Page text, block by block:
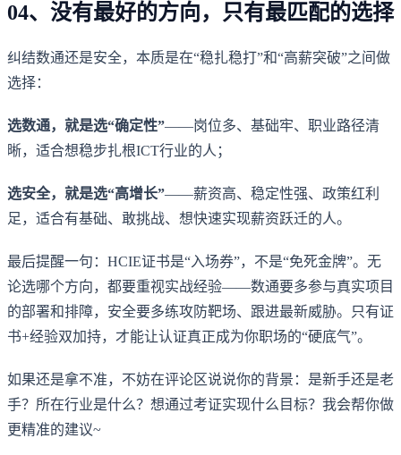
04、没有最好的方向，只有最匹配的选择
纠结数通还是安全，本质是在“稳扎稳打”和“高薪突破”之间做
选择：
选数通，就是选“确定性”——岗位多、基础牢、职业路径清
晰，适合想稳步扎根ICT行业的人；
选安全，就是选“高增长”——薪资高、稳定性强、政策红利
足，适合有基础、敢挑战、想快速实现薪资跃迁的人。
最后提醒一句：HCIE证书是“入场券”，不是“免死金牌”。无
论选哪个方向，都要重视实战经验——数通要多参与真实项目
的部署和排障，安全要多练攻防靶场、跟进最新威胁。只有证
书+经验双加持，才能让认证真正成为你职场的“硬底气”。
如果还是拿不准，不妨在评论区说说你的背景：是新手还是老
手？所在行业是什么？想通过考证实现什么目标？我会帮你做
更精准的建议~